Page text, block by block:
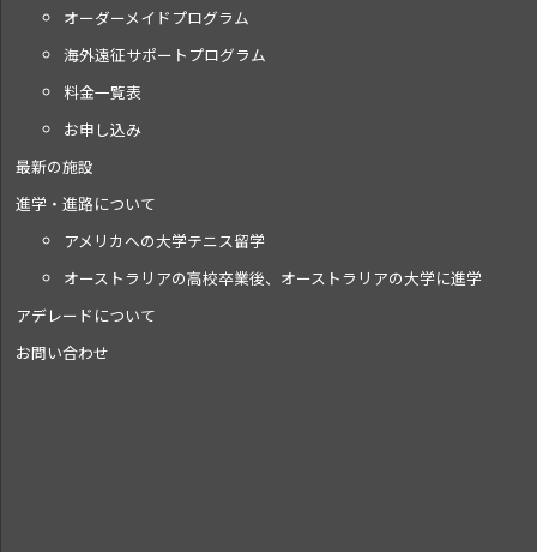
オーダーメイドプログラム
海外遠征サポートプログラム
料金一覧表
お申し込み
最新の施設
進学・進路について
アメリカへの大学テニス留学
オーストラリアの高校卒業後、オーストラリアの大学に進学
アデレードについて
お問い合わせ